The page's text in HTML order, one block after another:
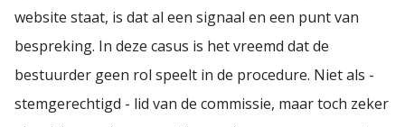
website staat, is dat al een signaal en een punt van
bespreking. In deze casus is het vreemd dat de
bestuurder geen rol speelt in de procedure. Niet als -
stemgerechtigd - lid van de commissie, maar toch zeker